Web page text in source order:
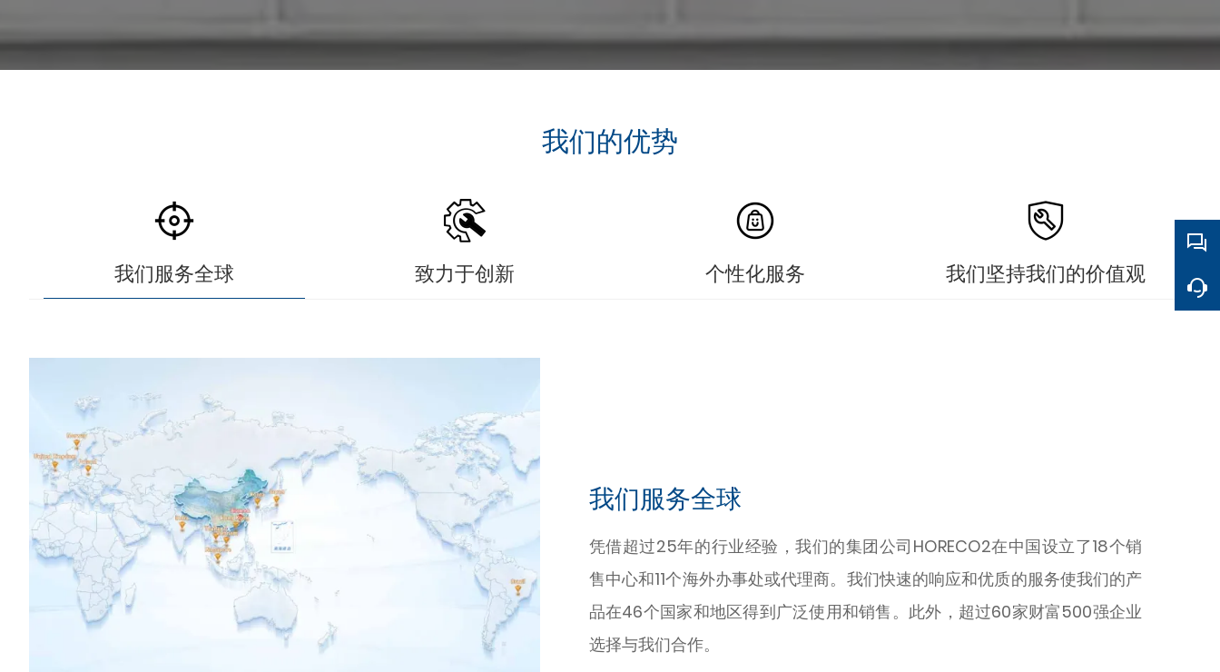
我们的优势
我们服务全球 致力于创新 个性化服务 我们坚持我们的价值观
我们服务全球
凭借超过25年的行业经验，我们的集团公司HORECO2在中国设立了18个销
售中心和11个海外办事处或代理商。我们快速的响应和优质的服务使我们的产
品在46个国家和地区得到广泛使用和销售。此外，超过60家财富500强企业
选择与我们合作。